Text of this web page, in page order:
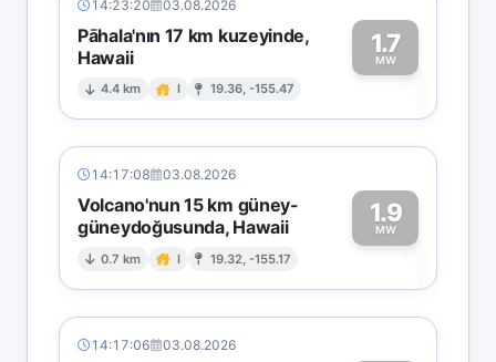
14:23:20 03.08.2026
Pāhala'nın 17 km kuzeyinde,
Hawaii
4.4 km I 19.36, -155.47
1.7
MW1
14:17:08 03.08.2026
Volcano'nun 15 km güney-
güneydoğusunda, Hawaii
0.7 km I 19.32, -155.17
1.9
MW1
14:17:06 03.08.2026